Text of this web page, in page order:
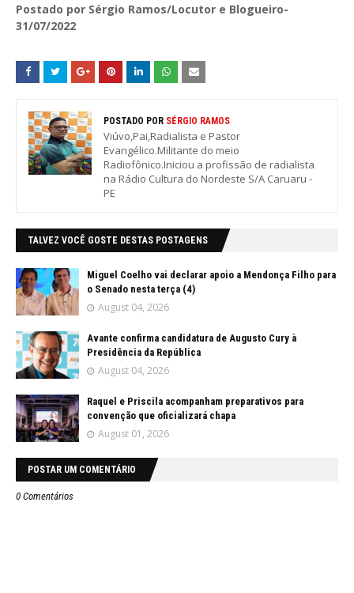
Postado por Sérgio Ramos/Locutor e Blogueiro-
31/07/2022
POSTADO POR SÉRGIO RAMOS
Viúvo,Pai,Radialista e Pastor
Evangélico.Militante do meio
Radiofônico.Iniciou a profissão de radialista
na Rádio Cultura do Nordeste S/A Caruaru -
PE
TALVEZ VOCÊ GOSTE DESTAS POSTAGENS
Miguel Coelho vai declarar apoio a Mendonça Filho para
o Senado nesta terça (4)
August 04, 2026
Avante confirma candidatura de Augusto Cury à
Presidência da República
August 04, 2026
Raquel e Priscila acompanham preparativos para
convenção que oficializará chapa
August 01, 2026
POSTAR UM COMENTÁRIO
0 Comentários